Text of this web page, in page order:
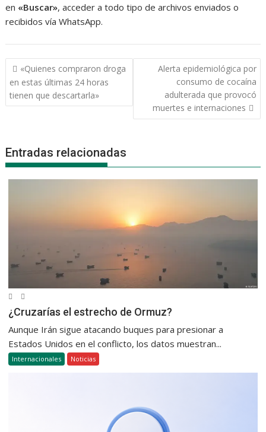
en «Buscar», acceder a todo tipo de archivos enviados o
recibidos vía WhatsApp.
Navegación
de
entradas
«Quienes compraron droga
en estas últimas 24 horas
tienen que descartarla»
Alerta epidemiológica por
consumo de cocaína
adulterada que provocó
muertes e internaciones
Entradas relacionadas
¿Cruzarías el estrecho de Ormuz?
Aunque Irán sigue atacando buques para presionar a
Estados Unidos en el conflicto, los datos muestran...
Internacionales Noticias